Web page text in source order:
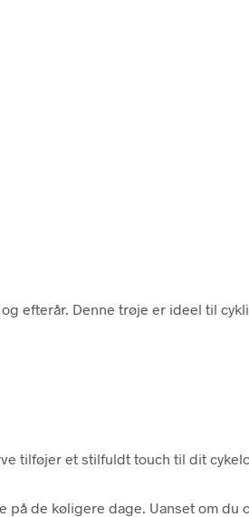
efterår. Denne trøje er ideel til
tilføjer et stilfuldt touch til dit
på de køligere dage. Uanset om